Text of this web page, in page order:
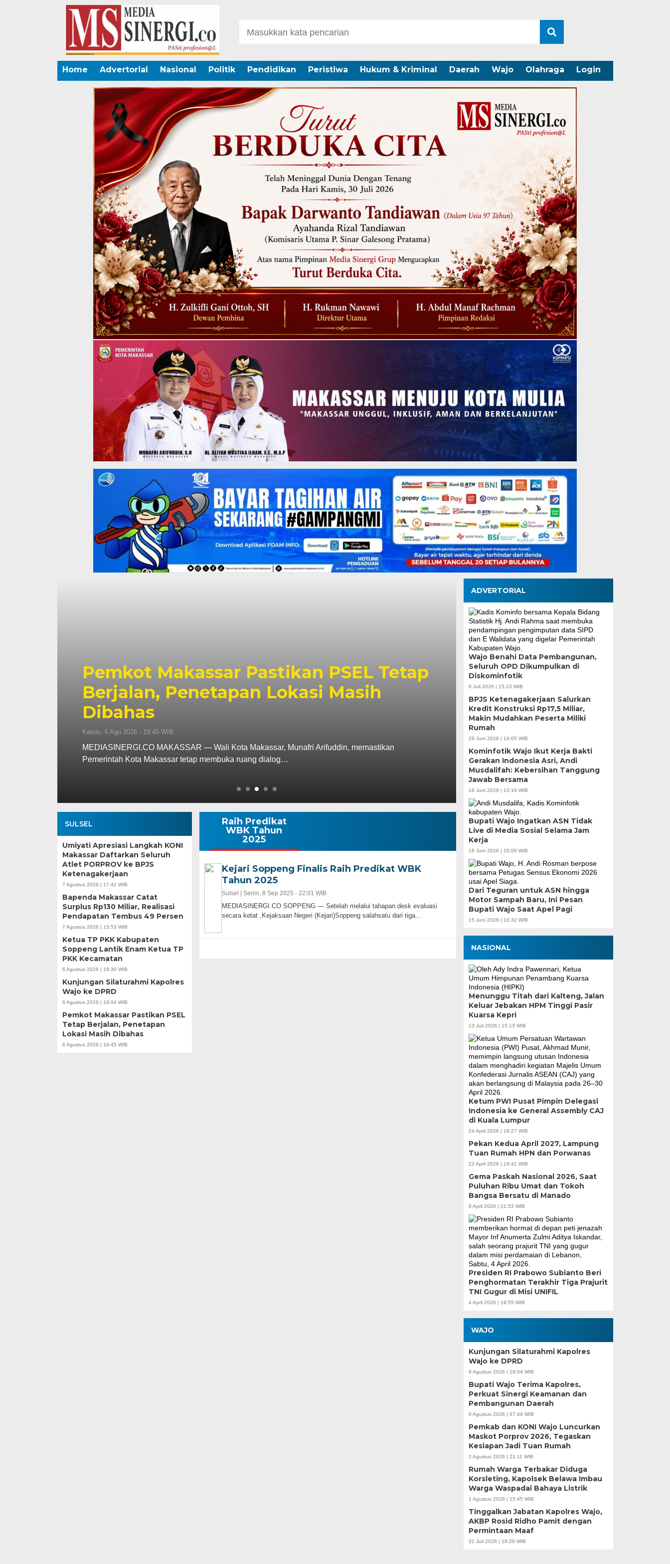
Home Advertorial Nasional Politik Pendidikan Peristiwa Hukum & Kriminal Daerah Wajo Olahraga Login
Pemkot Makassar Pastikan PSEL Tetap
Berjalan, Penetapan Lokasi Masih
Dibahas
Kamis, 6 Agu 2026 - 18:45 WIB
MEDIASINERGI.CO MAKASSAR — Wali Kota Makassar, Munafri Arifuddin, memastikan
Pemerintah Kota Makassar tetap membuka ruang dialog…
Pemkot Makassar
Perkuat Sinergi,
hingga
Fokus
Kamis, 6 Agu 2026 - 18:16 WIB
MEDIASINERGI.CO MAKASSAR — Pengurus
komitmennya menjadi mitra strategis Pemerintah
SULSEL
Umiyati Apresiasi Langkah KONI
Makassar Daftarkan Seluruh
Atlet PORPROV ke BPJS
Ketenagakerjaan
7 Agustus 2026 | 17:42 WIB
Bapenda Makassar Catat
Surplus Rp130 Miliar, Realisasi
Pendapatan Tembus 49 Persen
7 Agustus 2026 | 13:53 WIB
Ketua TP PKK Kabupaten
Soppeng Lantik Enam Ketua TP
PKK Kecamatan
6 Agustus 2026 | 19:30 WIB
Kunjungan Silaturahmi Kapolres
Wajo ke DPRD
6 Agustus 2026 | 19:04 WIB
Pemkot Makassar Pastikan PSEL
Tetap Berjalan, Penetapan
Lokasi Masih Dibahas
6 Agustus 2026 | 18:45 WIB
Raih Predikat
WBK Tahun
2025
Kejari Soppeng Finalis Raih Predikat WBK
Tahun 2025
Sulsel | Senin, 8 Sep 2025 - 22:01 WIB
MEDIASINERGI.CO SOPPENG — Setelah melalui tahapan desk evaluasi
secara ketat ,Kejaksaan Negeri (Kejari)Soppeng salahsatu dari tiga…
ADVERTORIAL
Wajo Benahi Data Pembangunan,
Seluruh OPD Dikumpulkan di
Diskominfotik
6 Juli 2026 | 15:23 WIB
BPJS Ketenagakerjaan Salurkan
Kredit Konstruksi Rp17,5 Miliar,
Makin Mudahkan Peserta Miliki
Rumah
29 Juni 2026 | 14:05 WIB
Kominfotik Wajo Ikut Kerja Bakti
Gerakan Indonesia Asri, Andi
Musdalifah: Kebersihan Tanggung
Jawab Bersama
19 Juni 2026 | 13:19 WIB
Bupati Wajo Ingatkan ASN Tidak
Live di Media Sosial Selama Jam
Kerja
18 Juni 2026 | 20:00 WIB
Dari Teguran untuk ASN hingga
Motor Sampah Baru, Ini Pesan
Bupati Wajo Saat Apel Pagi
15 Juni 2026 | 10:32 WIB
NASIONAL
Menunggu Titah dari Kalteng, Jalan
Keluar Jebakan HPM Tinggi Pasir
Kuarsa Kepri
13 Juli 2026 | 15:13 WIB
Ketum PWI Pusat Pimpin Delegasi
Indonesia ke General Assembly CAJ
di Kuala Lumpur
24 April 2026 | 19:27 WIB
Pekan Kedua April 2027, Lampung
Tuan Rumah HPN dan Porwanas
22 April 2026 | 19:41 WIB
Gema Paskah Nasional 2026, Saat
Puluhan Ribu Umat dan Tokoh
Bangsa Bersatu di Manado
8 April 2026 | 21:53 WIB
Presiden RI Prabowo Subianto Beri
Penghormatan Terakhir Tiga Prajurit
TNI Gugur di Misi UNIFIL
4 April 2026 | 19:55 WIB
WAJO
Kunjungan Silaturahmi Kapolres
Wajo ke DPRD
6 Agustus 2026 | 19:04 WIB
Bupati Wajo Terima Kapolres,
Perkuat Sinergi Keamanan dan
Pembangunan Daerah
6 Agustus 2026 | 07:44 WIB
Pemkab dan KONI Wajo Luncurkan
Maskot Porprov 2026, Tegaskan
Kesiapan Jadi Tuan Rumah
2 Agustus 2026 | 21:11 WIB
Rumah Warga Terbakar Diduga
Korsleting, Kapolsek Belawa Imbau
Warga Waspadai Bahaya Listrik
1 Agustus 2026 | 15:45 WIB
Tinggalkan Jabatan Kapolres Wajo,
AKBP Rosid Ridho Pamit dengan
Permintaan Maaf
31 Juli 2026 | 18:29 WIB